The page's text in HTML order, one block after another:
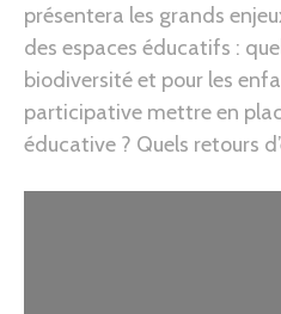
présentera les grands
des espaces éducatifs :
biodiversité et pour les
participative mettre en
éducative ? Quels retours